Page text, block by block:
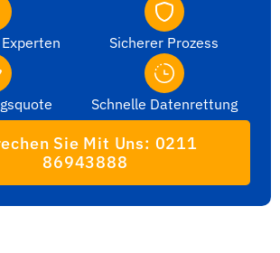
Sicherer Prozess
Schnelle Datenrettung
Sie Mit Uns: 0211
86943888